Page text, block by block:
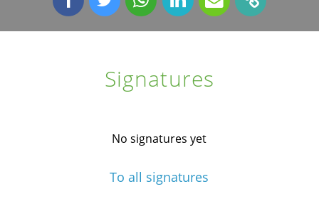
Signatures
No signatures yet
To all signatures